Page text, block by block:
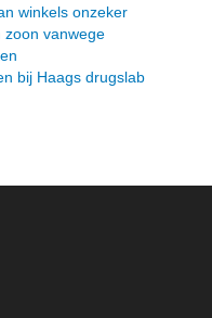
winkels onzeker
zoon vanwege
bij Haags drugslab